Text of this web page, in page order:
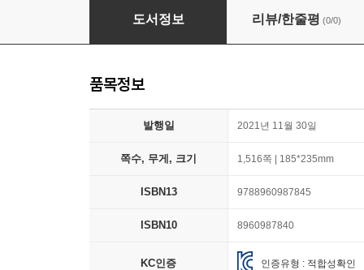
나도 이제 초등학생 시리즈 11-15 세트
도서정보 리뷰/한줄평 (0/0)
품목정보
발행일 2021년 11월 30일
쪽수, 무게, 크기 1,516쪽 | 185*235mm
ISBN13 9788960987845
ISBN10 8960987840
KC인증 인증유형 : 적합성확인